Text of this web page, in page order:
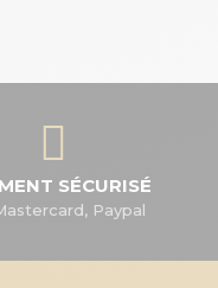
SÉCURISÉ
Paypal